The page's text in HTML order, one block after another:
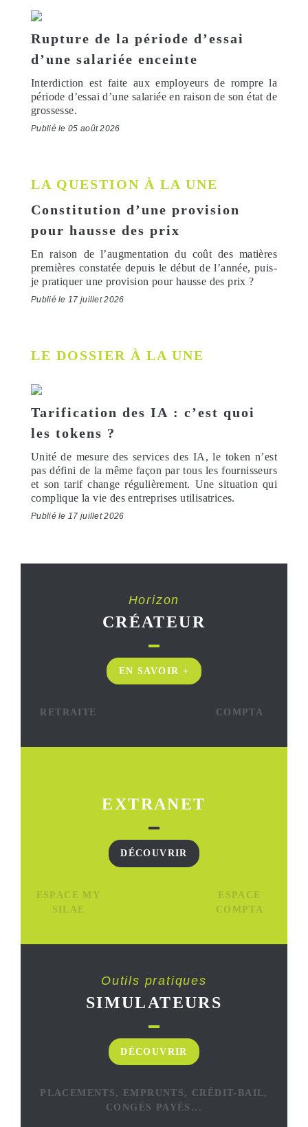
Rupture de la période d’essai
d’une salariée enceinte
Interdiction est faite aux employeurs de rompre la
période d’essai d’une salariée en raison de son état de
grossesse.
Publié le 05 août 2026
LA QUESTION À LA UNE
Constitution d’une provision
pour hausse des prix
En raison de l’augmentation du coût des matières
premières constatée depuis le début de l’année, puis-
je pratiquer une provision pour hausse des prix ?
Publié le 17 juillet 2026
LE DOSSIER À LA UNE
Tarification des IA : c’est quoi
les tokens ?
Unité de mesure des services des IA, le token n’est
pas défini de la même façon par tous les fournisseurs
et son tarif change régulièrement. Une situation qui
complique la vie des entreprises utilisatrices.
Publié le 17 juillet 2026
Horizon
CRÉATEUR
EN SAVOIR +
RETRAITE COMPTA
EXTRANET
DÉCOUVRIR
ESPACE MY
SILAE
ESPACE
COMPTA
Outils pratiques
SIMULATEURS
DÉCOUVRIR
PLACEMENTS, EMPRUNTS, CRÉDIT-BAIL,
CONGÉS PAYÉS...